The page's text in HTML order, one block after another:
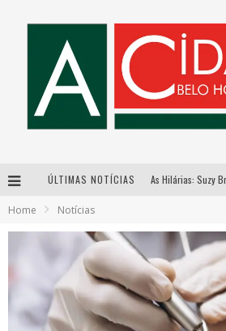
ÚLTIMAS NOTÍCIAS
Home Notícias